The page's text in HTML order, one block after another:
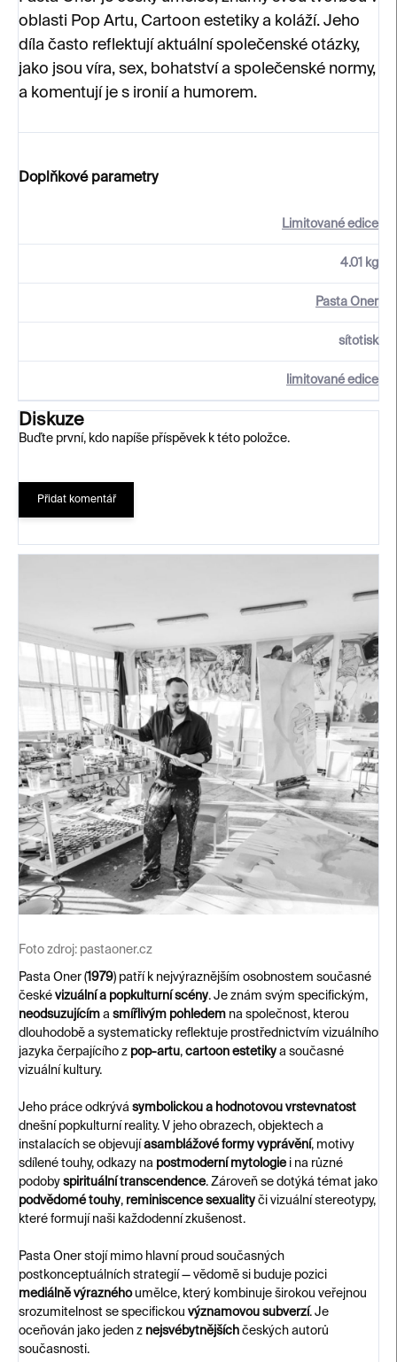
oblasti Pop Artu, Cartoon estetiky a koláží. Jeho
díla často reflektují aktuální společenské otázky,
jako jsou víra, sex, bohatství a společenské normy,
a komentují je s ironií a humorem.
Doplňkové parametry
Limitované edice
4.01 kg
Pasta Oner
sítotisk
limitované edice
Diskuze
Buďte první, kdo napíše příspěvek k této položce.
Přidat komentář
Foto zdroj: pastaoner.cz
Pasta Oner (1979) patří k nejvýraznějším osobnostem současné
české vizuální a popkulturní scény. Je znám svým specifickým,
neodsuzujícím a smířlivým pohledem na společnost, kterou
dlouhodobě a systematicky reflektuje prostřednictvím vizuálního
jazyka čerpajícího z pop-artu, cartoon estetiky a současné
vizuální kultury.
Jeho práce odkrývá symbolickou a hodnotovou vrstevnatost
dnešní popkulturní reality. V jeho obrazech, objektech a
instalacích se objevují asamblážové formy vyprávění, motivy
sdílené touhy, odkazy na postmoderní mytologiei na různé
podoby spirituální transcendence. Zároveň se dotýká témat jako
podvědomé touhy, reminiscence sexuality či vizuální stereotypy,
které formují naši každodenní zkušenost.
Pasta Oner stojí mimo hlavní proud současných
postkonceptuálních strategií — vědomě si buduje pozici
mediálně výraznéhoumělce, který kombinuje širokou veřejnou
srozumitelnost se specifickou významovou subverzí. Je
oceňován jako jeden z nejsvébytnějších českých autorů
současnosti.